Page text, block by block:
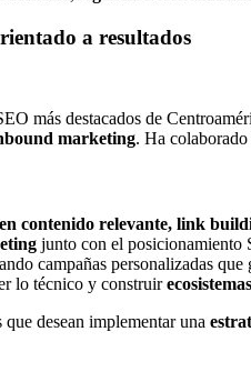
a resultados
más destacados de
marketing. Ha
contenido relevante, link
junto con el posicionamiento
campañas personalizadas que
lo técnico y construir
desean implementar una